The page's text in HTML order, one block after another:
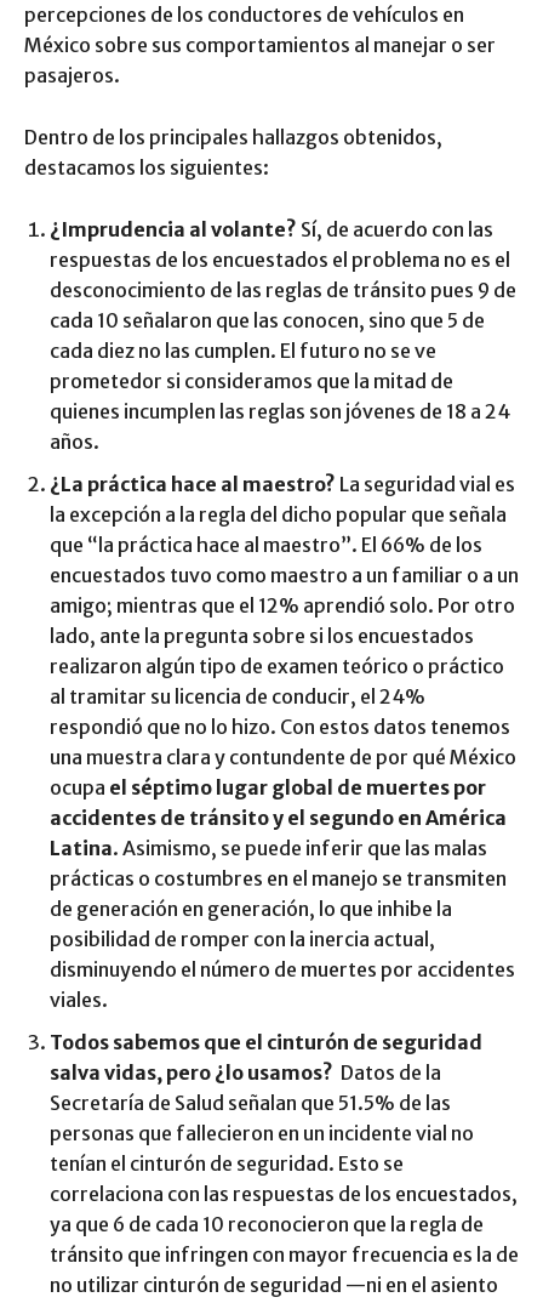
percepciones de los conductores de vehículos en
México sobre sus comportamientos al manejar o ser
pasajeros.
Dentro de los principales hallazgos obtenidos,
destacamos los siguientes:
¿Imprudencia al volante? Sí, de acuerdo con las
respuestas de los encuestados el problema no es el
desconocimiento de las reglas de tránsito pues 9 de
cada 10 señalaron que las conocen, sino que 5 de
cada diez no las cumplen. El futuro no se ve
prometedor si consideramos que la mitad de
quienes incumplen las reglas son jóvenes de 18 a 24
años.
¿La práctica hace al maestro? La seguridad vial es
la excepción a la regla del dicho popular que señala
que “la práctica hace al maestro”. El 66% de los
encuestados tuvo como maestro a un familiar o a un
amigo; mientras que el 12% aprendió solo. Por otro
lado, ante la pregunta sobre si los encuestados
realizaron algún tipo de examen teórico o práctico
al tramitar su licencia de conducir, el 24%
respondió que no lo hizo. Con estos datos tenemos
una muestra clara y contundente de por qué México
ocupa el séptimo lugar global de muertes por
accidentes de tránsito y el segundo en América
Latina. Asimismo, se puede inferir que las malas
prácticas o costumbres en el manejo se transmiten
de generación en generación, lo que inhibe la
posibilidad de romper con la inercia actual,
disminuyendo el número de muertes por accidentes
viales.
Todos sabemos que el cinturón de seguridad
salva vidas, pero ¿lo usamos? Datos de la
Secretaría de Salud señalan que 51.5% de las
personas que fallecieron en un incidente vial no
tenían el cinturón de seguridad. Esto se
correlaciona con las respuestas de los encuestados,
ya que 6 de cada 10 reconocieron que la regla de
tránsito que infringen con mayor frecuencia es la de
no utilizar cinturón de seguridad —ni en el asiento